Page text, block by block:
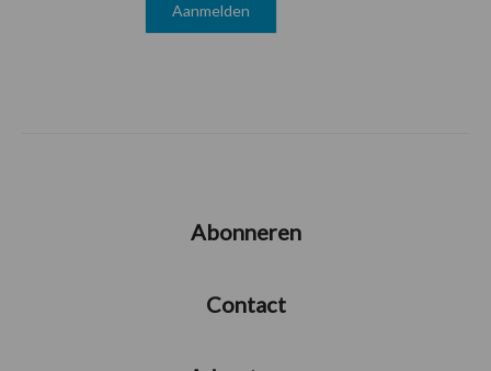
Abonneren
Contact